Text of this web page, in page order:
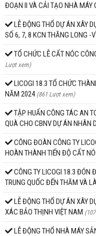
ĐOẠN II VÀ CẢI TẠO NHÀ MÁY
LỄ ĐỘNG THỔ DỰ ÁN XÂY
SỐ 6, 7, 8 KCN THĂNG LONG -
TỔ CHỨC LỄ CẤT NÓC
Lượt xem)
LICOGI 18.3 TỔ CHỨC
NĂM 2024 (861 Lượt xem)
TẬP HUẤN CÔNG TÁC AN
QUÀ CHO CBNV DỰ ÁN NHÂN
CÔNG ĐOÀN CÔNG TY
HOÀN THÀNH TIẾN ĐỘ CẤT
CÔNG TY LICOGI 18.3 ĐÓN
TRUNG QUỐC ĐẾN THĂM VÀ
LỄ ĐỘNG THỔ DỰ ÁN XÂY
XÁC BẢO THỊNH VIỆT NAM
LỄ ĐỘNG THỔ NHÀ MÁY